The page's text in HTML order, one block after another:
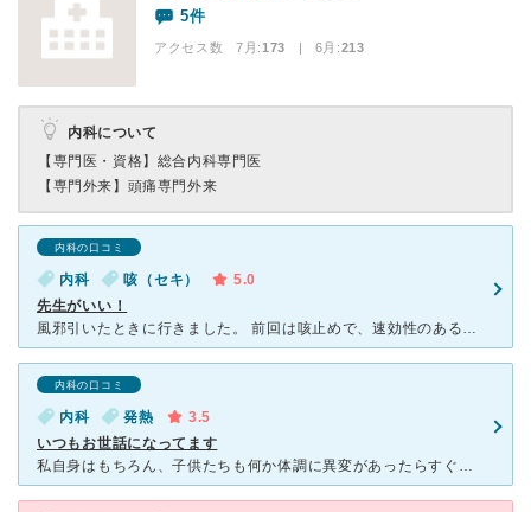
5件
アクセス数 7月:173 | 6月:213
内科について
【専門医・資格】 総合内科専門医
【専門外来】 頭痛専門外来
内科の口コミ
内科 咳（セキ）
5.0
先生がいい！
風邪引いたときに行きました。 前回は咳止めで、速効性のあるシロップを出してもらいすぐに咳が治まりました。 今回は旅行の予定があったので、シロップではなく持ち運びしやすい錠剤をお願いし錠剤を出しても
内科の口コミ
内科 発熱
3.5
いつもお世話になってます
私自身はもちろん、子供たちも何か体調に異変があったらすぐに電話して検査をしにする病院です。インフルエンザやコロナ検査が特にお上手で、あの鼻ぐりぐりもそこまで痛くなく手際よく終わらせてくれます。発熱して